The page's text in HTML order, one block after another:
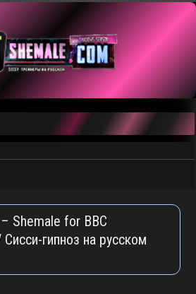
и тема следующего откртытого
Shemale for BBC
гипноз на русском